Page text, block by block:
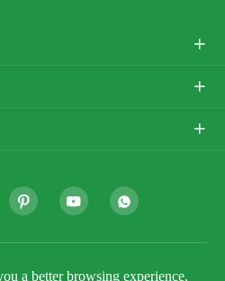



  
Company Limitedجميع
a better browsing experience,